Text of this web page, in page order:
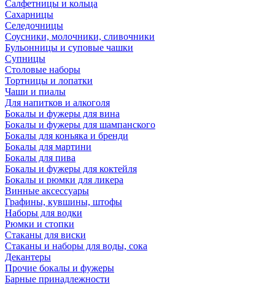
Салфетницы и кольца
Сахарницы
Селедочницы
Соусники, молочники, сливочники
Бульонницы и суповые чашки
Супницы
Столовые наборы
Тортницы и лопатки
Чаши и пиалы
Для напитков и алкоголя
Бокалы и фужеры для вина
Бокалы и фужеры для шампанского
Бокалы для коньяка и бренди
Бокалы для мартини
Бокалы для пива
Бокалы и фужеры для коктейля
Бокалы и рюмки для ликера
Винные аксессуары
Графины, кувшины, штофы
Наборы для водки
Рюмки и стопки
Стаканы для виски
Стаканы и наборы для воды, сока
Декантеры
Прочие бокалы и фужеры
Барные принадлежности